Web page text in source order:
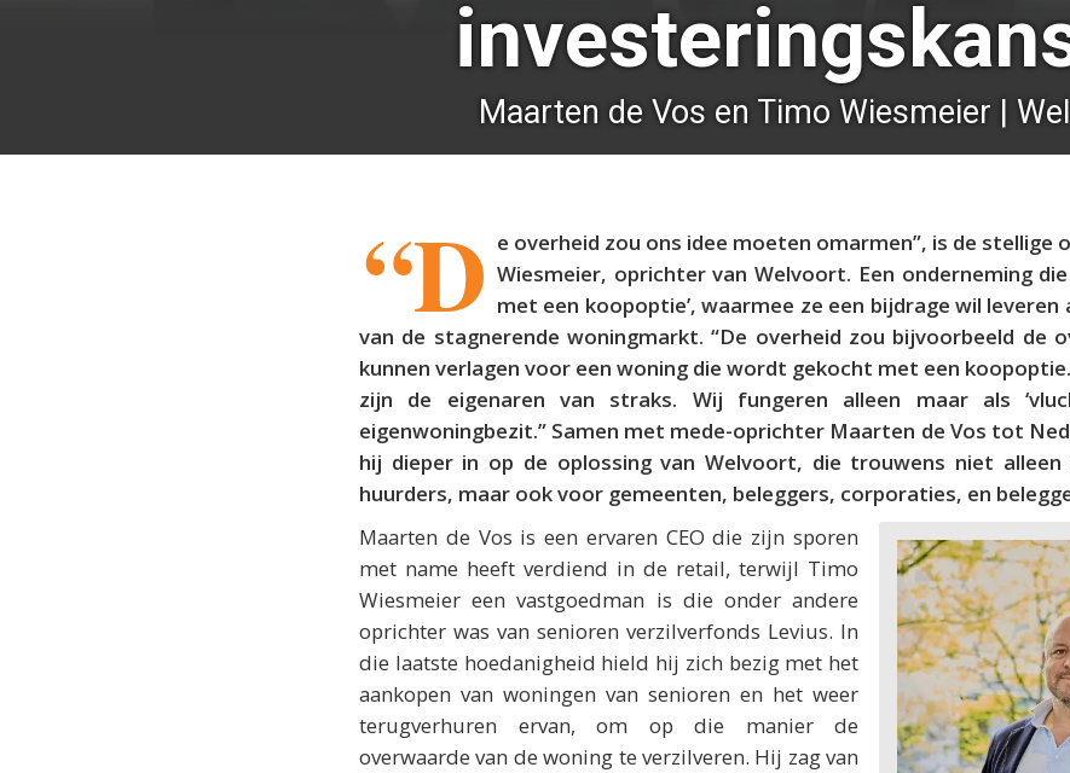
Maarten de Vos en Timo Wiesmeier |
“D e overheid zou ons idee moeten omarmen”, is de stellige
Wiesmeier, oprichter van Welvoort. Een onderneming
met een koopoptie’, waarmee ze een bijdrage wil
van de stagnerende woningmarkt. “De overheid zou bijvoorbeeld de
kunnen verlagen voor een woning die wordt gekocht met een
zijn de eigenaren van straks. Wij fungeren alleen maar als
eigenwoningbezit.” Samen met mede-oprichter Maarten de Vos tot
hij dieper in op de oplossing van Welvoort, die trouwens niet
huurders, maar ook voor gemeenten, beleggers, corporaties, en
Maarten de Vos is een ervaren CEO die zijn sporen
met name heeft verdiend in de retail, terwijl Timo
Wiesmeier een vastgoedman is die onder andere
oprichter was van senioren verzilverfonds Levius. In
die laatste hoedanigheid hield hij zich bezig met het
aankopen van woningen van senioren en het weer
terugverhuren ervan, om op die manier de
overwaarde van de woning te verzilveren. Hij zag van